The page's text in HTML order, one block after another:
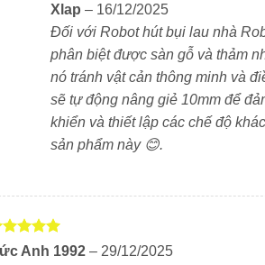
Q Revo C Pro là robot hút bụi
mịn, tóc rụng và lông thú trên sàn gỗ,
200 vòng/phút, hỗ trợ làm sạch các
tự nâng giẻ 10mm khi gặp thảm. Nhờ
thống chống rối 3 lớp giúp robot tránh
sạc đa năng 5 trong 1. Dock có thể
Xlap – 16/12/2025
Đối với Robot hút bụi lau nhà
phân biệt được sàn gỗ và thảm
nó tránh vật cản thông minh và
sẽ tự động nâng giẻ 10mm để
khiển và thiết lập các chế độ
sản phẩm này 😊.
xếp
Anh 1992 – 29/12/2025